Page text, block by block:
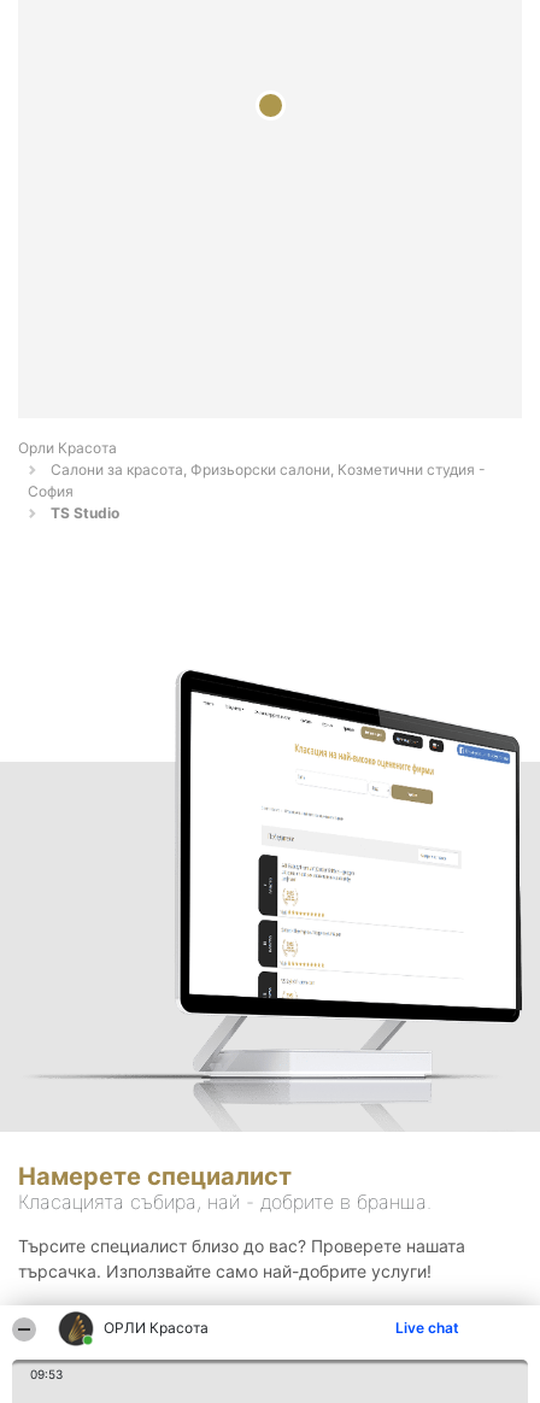
ОРЛИ Красота Live chat
09:53
Орли Красота
Салони за красота, Фризьорски салони, Козметични студия -
София
TS Studio
Намерете специалист
Класацията събира, най - добрите в бранша.
Търсите специалист близо до вас? Проверете нашата
търсачка. Използвайте само най-добрите услуги!